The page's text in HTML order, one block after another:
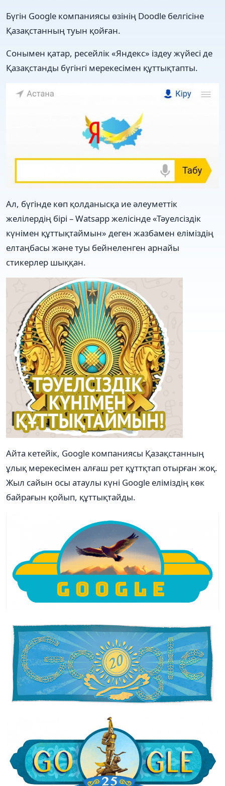
Бүгін Google компаниясы өзінің Doodle белгісіне
Қазақстанның туын қойған.
Сонымен қатар, ресейлік «Яндекс» іздеу жүйесі де
Қазақстанды бүгінгі мерекесімен құттықтапты.
Ал, бүгінде көп қолданысқа ие әлеуметтік
желілердің бірі – Watsapp желісінде «Тәуелсіздік
күнімен құттықтаймын» деген жазбамен еліміздің
елтаңбасы және туы бейнеленген арнайы
стикерлер шыққан.
Айта кетейік, Google компаниясы Қазақстанның
ұлық мерекесімен алғаш рет құттқтап отырған жоқ.
Жыл сайын осы атаулы күні Google еліміздің көк
байрағын қойып, құттықтайды.